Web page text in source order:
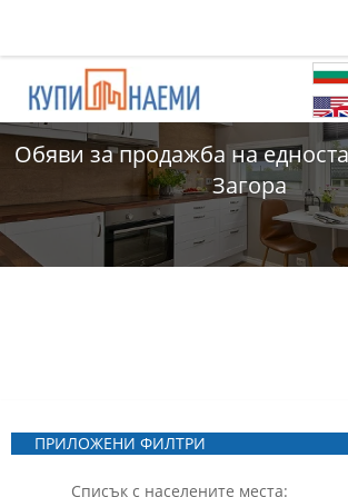
Обяви за продажба на
Загора
ПРИЛОЖЕНИ ФИЛТРИ
Списък с населените места: